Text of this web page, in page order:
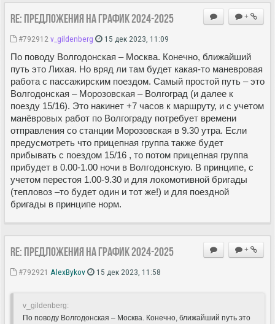
+
Re: Предложения на график 2024-2025
#792912 v_gildenberg 15 дек 2023, 11:09
По поводу Волгодонская – Москва. Конечно, ближайший
путь это Лихая. Но вряд ли там будет какая-то маневровая
работа с пассажирским поездом. Самый простой путь – это
Волгодонская – Морозовская – Волгоград (и далее к
поезду 15/16). Это накинет +7 часов к маршруту, и с учетом
манёвровых работ по Волгограду потребует времени
отправления со станции Морозовская в 9.30 утра. Если
предусмотреть что прицепная группа также будет
прибывать с поездом 15/16 , то потом прицепная группа
прибудет в 0.00-1.00 ночи в Волгодонскую. В принципе, с
учетом перестоя 1.00-9.30 и для локомотивной бригады
(тепловоз –то будет один и тот же!) и для поездной
бригады в принципе норм.
+
Re: Предложения на график 2024-2025
#792921 AlexBykov 15 дек 2023, 11:58
v_gildenberg:
По поводу Волгодонская – Москва. Конечно, ближайший путь это